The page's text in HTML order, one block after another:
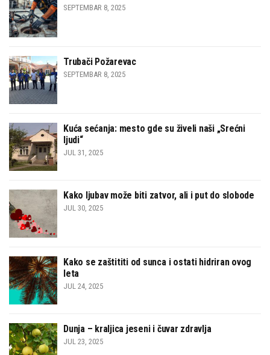
SEPTEMBAR 8, 2025
Trubači Požarevac
SEPTEMBAR 8, 2025
Kuća sećanja: mesto gde su živeli naši „Srećni
ljudi“
JUL 31, 2025
Kako ljubav može biti zatvor, ali i put do slobode
JUL 30, 2025
Kako se zaštititi od sunca i ostati hidriran ovog
leta
JUL 24, 2025
Dunja – kraljica jeseni i čuvar zdravlja
JUL 23, 2025